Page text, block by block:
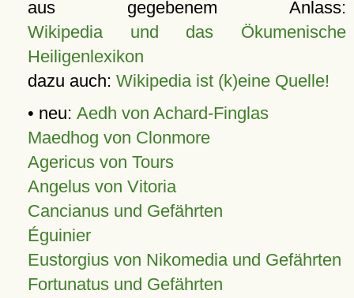
aus gegebenem Anlass:
Wikipedia und das Ökumenische
Heiligenlexikon
dazu auch: Wikipedia ist (k)eine Quelle!
• neu: Aedh von Achard-Finglas
Maedhog von Clonmore
Agericus von Tours
Angelus von Vitoria
Cancianus und Gefährten
Éguinier
Eustorgius von Nikomedia und Gefährten
Fortunatus und Gefährten